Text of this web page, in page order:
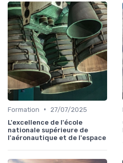
Formation •
27/07/2025
L'excellence de l'école
nationale supérieure de
l'aéronautique et de l'espace